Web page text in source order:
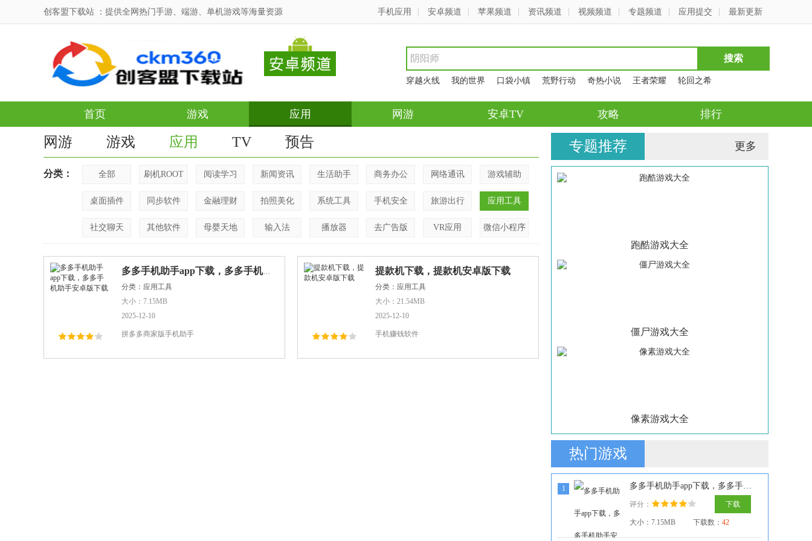
创客盟下载站 ：提供全网热门手游、端游、单机游戏等海量资源 手机应用 安卓频道 苹果频道 资讯频道 视频频道 专题频道 应用提交 最新更新
穿越火线 我的世界 口袋小镇 荒野行动 奇热小说 王者荣耀 轮回之希
首页 游戏 应用 网游 安卓TV 攻略 排行
网游 游戏 应用 TV 预告
分类： 全部 刷机ROOT 阅读学习 新闻资讯 生活助手 商务办公 网络通讯 游戏辅助
桌面插件 同步软件 金融理财 拍照美化 系统工具 手机安全 旅游出行 应用工具
社交聊天 其他软件 母婴天地 输入法 播放器 去广告版 VR应用 微信小程序
多多手机助手app下载，多多手机助手安卓版下载
分类：应用工具
大小：7.15MB
2025-12-10
拼多多商家版手机助手
提款机下载，提款机安卓版下载
分类：应用工具
大小：21.54MB
2025-12-10
手机赚钱软件
专题推荐 更多
跑酷游戏大全
僵尸游戏大全
像素游戏大全
热门游戏
1 多多手机助手app下载，多多手机助手安卓版下载
评分： 下载
大小：7.15MB 下载数： 42